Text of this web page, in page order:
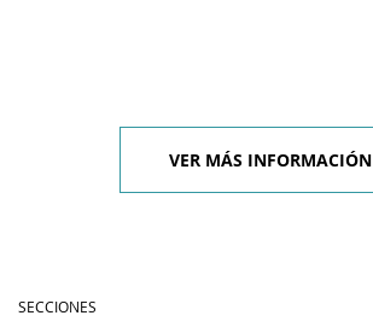
VER MÁS INFORMACIÓN
SECCIONES